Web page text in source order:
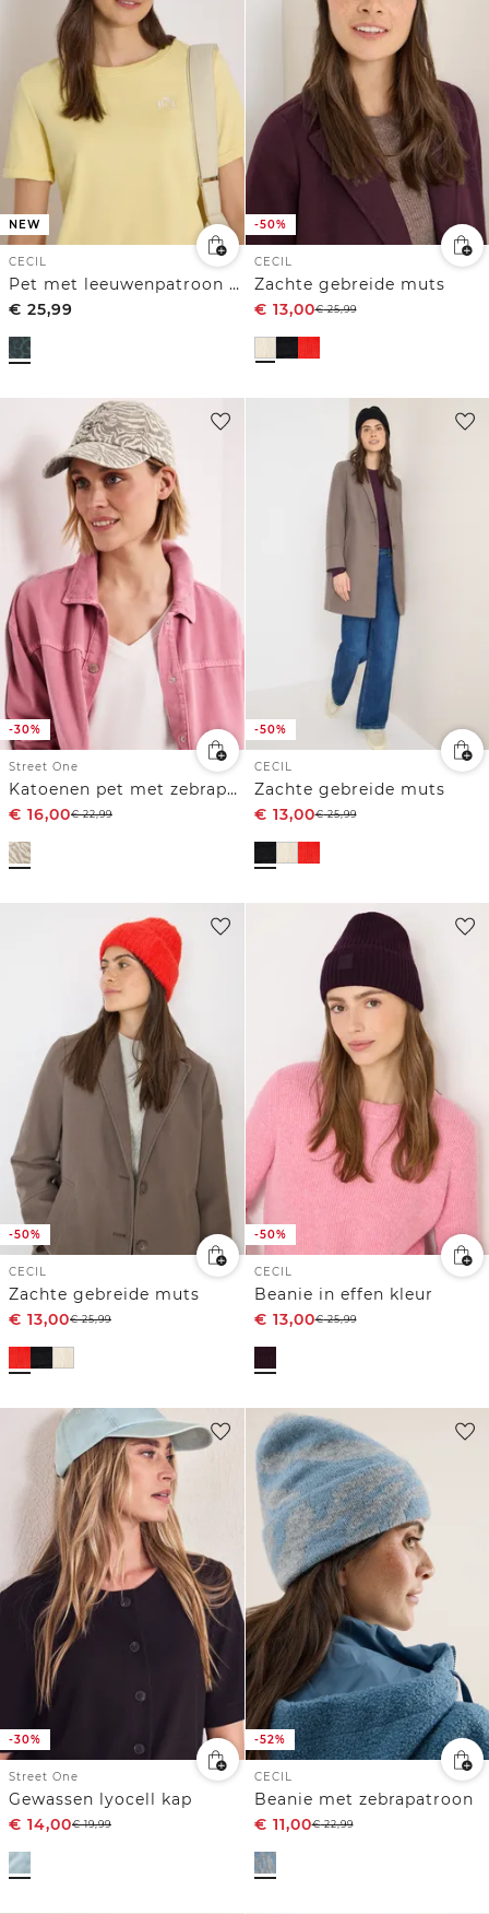
NEW
CECIL
Pet met leeuwenpatroon en slogan
€ 25,99
-50%
CECIL
Zachte gebreide muts
€ 13,00€25,99
-30%
Street One
Katoenen pet met zebraprint
€ 16,00€22,99
-50%
CECIL
Zachte gebreide muts
€ 13,00€25,99
-50%
CECIL
Zachte gebreide muts
€ 13,00€25,99
-50%
CECIL
Beanie in effen kleur
€ 13,00€25,99
-30%
Street One
Gewassen lyocell kap
€ 14,00€19,99
-52%
CECIL
Beanie met zebrapatroon
€ 11,00€22,99